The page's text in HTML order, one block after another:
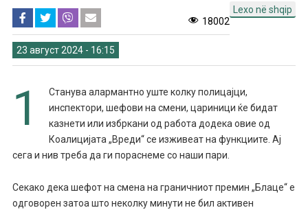
Lexo në shqip
18002
23 август 2024 - 16:15
1
Станува алармантно уште колку полицајци,
инспектори, шефови на смени, цариници ќе бидат
казнети или избркани од работа додека овие од
Коалицијата „Вреди“ се изживеат на функциите. Ај
сега и нив треба да ги пораснеме со наши пари.
Секако дека шефот на смена на граничниот премин „Блаце“ е
одговорен затоа што неколку минути не бил активен